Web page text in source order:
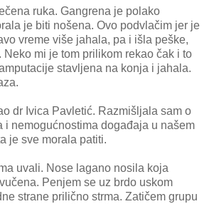
ruka. Gangrena je polako
je biti nošena. Ovo podvlačim jer je
vreme više jahala, pa i išla peške,
Neko mi je tom prilikom rekao čak i to
stavljena na konja i jahala.
dr Ivica Pavletić. Razmišljala sam o
i nemogućnostima događaja u našem
je sve morala patiti.
uvali. Nose lagano nosila koja
Penjem se uz brdo uskom
strane prilično strma. Zatičem grupu